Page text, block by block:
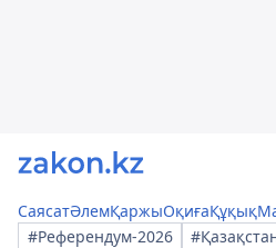
СаясатӘлемҚаржыОқиғаҚұқық
#Референдум-2026